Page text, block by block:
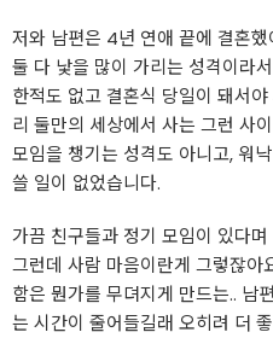
저와 남편은 4년 연애 끝에 결혼했
둘 다 낯을 많이 가리는 성격이라
한적도 없고 결혼식 당일이 돼서
리 둘만의 세상에서 사는 그런 사
모임을 챙기는 성격도 아니고, 워
쓸 일이 없었습니다.
가끔 친구들과 정기 모임이 있다
그런데 사람 마음이란게 그렇잖아
함은 뭔가를 무뎌지게 만드는.. 남
는 시간이 줄어들길래 오히려 더